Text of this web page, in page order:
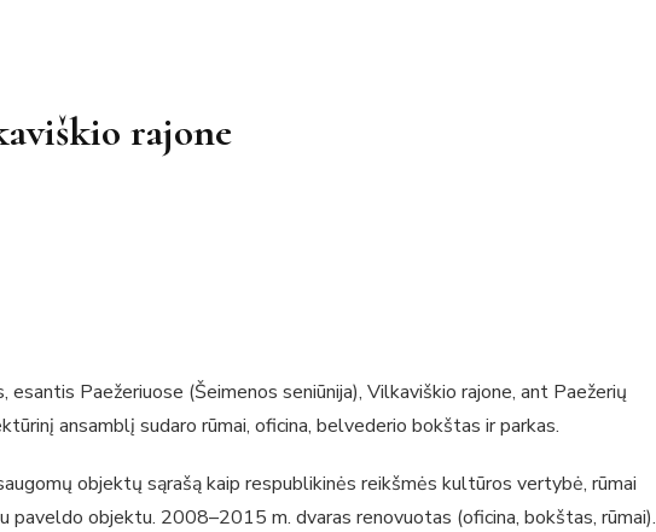
rajone
esantis Paežeriuose (Šeimenos seniūnija), Vilkaviškio rajone, ant Paežerių
ansamblį sudaro rūmai, oficina, belvederio bokštas ir parkas.
objektų sąrašą kaip respublikinės reikšmės kultūros vertybė, rūmai
objektu. 2008–2015 m. dvaras renovuotas (oficina, bokštas, rūmai).